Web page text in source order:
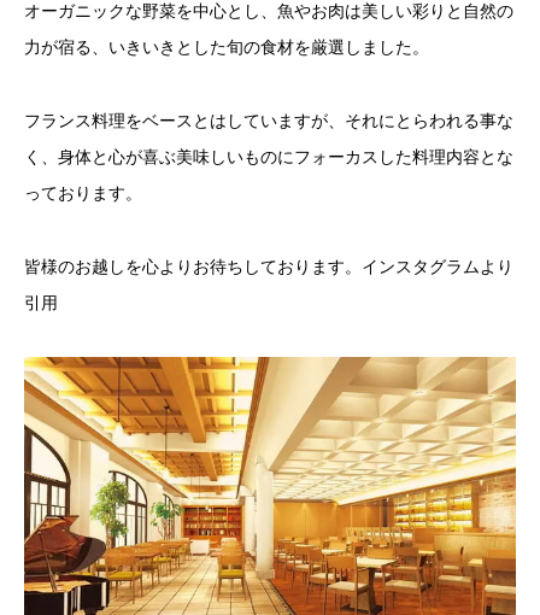
オーガニックな野菜を中心とし、魚やお肉は美しい彩りと自然の
力が宿る、いきいきとした旬の食材を厳選しました。
フランス料理をベースとはしていますが、それにとらわれる事な
く、身体と心が喜ぶ美味しいものにフォーカスした料理内容とな
っております。
皆様のお越しを心よりお待ちしております。インスタグラムより
引用